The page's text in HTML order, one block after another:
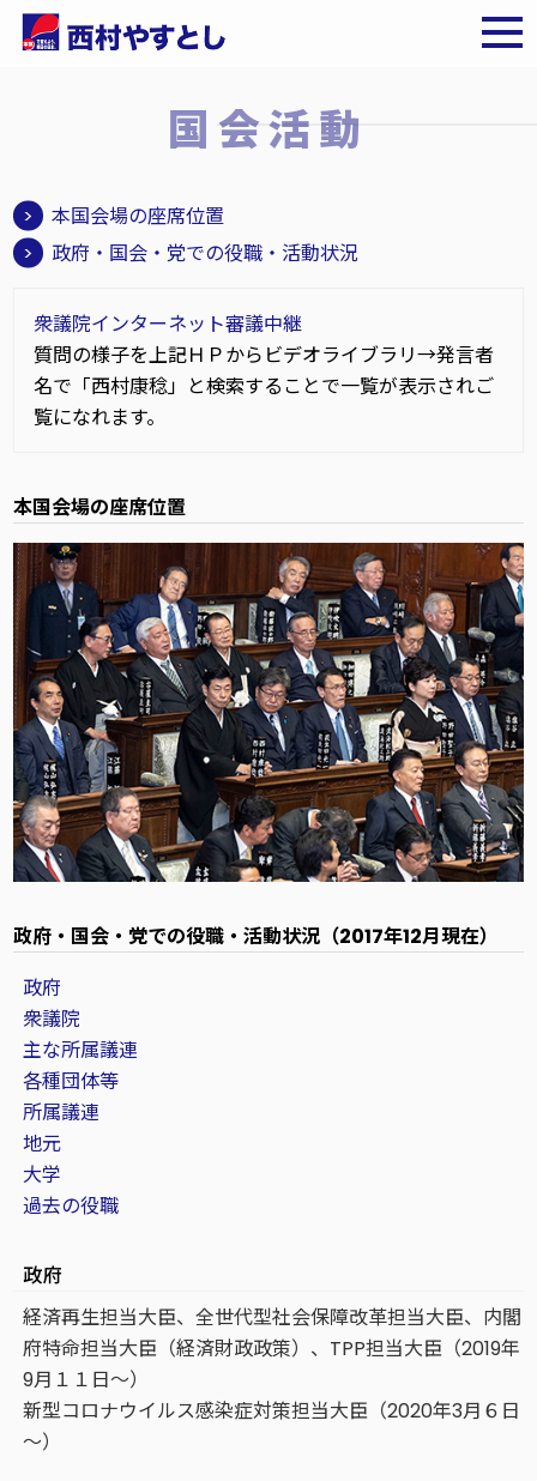
国会活動
本国会場の座席位置
政府・国会・党での役職・活動状況
衆議院インターネット審議中継
質問の様子を上記ＨＰからビデオライブラリ→発言者
名で「西村康稔」と検索することで一覧が表示されご
覧になれます。
本国会場の座席位置
政府・国会・党での役職・活動状況 （2017年12月現在）
政府
衆議院
主な所属議連
各種団体等
所属議連
地元
大学
過去の役職
政府
経済再生担当大臣、全世代型社会保障改革担当大臣、内閣
府特命担当大臣（経済財政政策）、TPP担当大臣（2019年
9月１１日～）
新型コロナウイルス感染症対策担当大臣（2020年3月６日
～）